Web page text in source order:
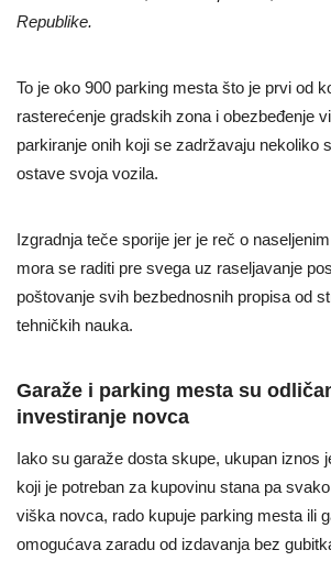
Republike.
To je oko 900 parking mesta što je prvi od
rasterećenje gradskih zona i obezbeđenje
parkiranje onih koji se zadržavaju nekoliko
ostave svoja vozila.
Izgradnja teče sporije jer je reč o
mora se raditi pre svega uz raseljavanje
poštovanje svih bezbednosnih propisa od
tehničkih nauka.
Garaže i parking mesta su
investiranje novca
Iako su garaže dosta skupe, ukupan iznos
koji je potreban za kupovinu stana pa
viška novca, rado kupuje parking mesta ili
omogućava zaradu od izdavanja bez